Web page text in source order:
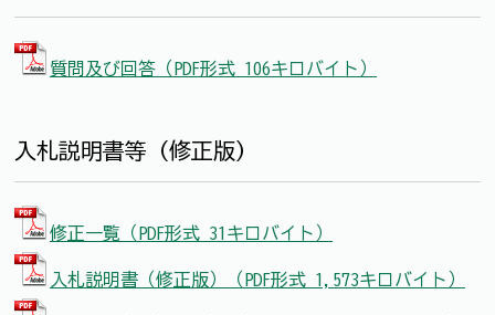
質問及び回答（PDF形式 106キロバイト）
入札説明書等（修正版）
修正一覧（PDF形式 31キロバイト）
入札説明書（修正版）（PDF形式 1,573キロバイト）